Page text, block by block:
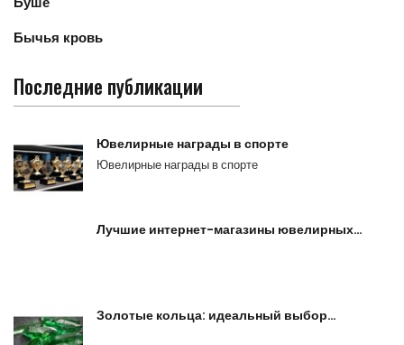
Бычья кровь
Последние публикации
Ювелирные награды в спорте
Ювелирные награды в спорте
Лучшие интернет-магазины ювелирных…
Золотые кольца: идеальный выбор…